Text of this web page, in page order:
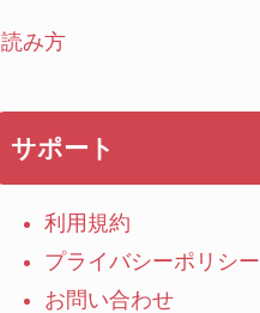
読み方
サポート
利用規約
プライバシーポリシー
お問い合わせ